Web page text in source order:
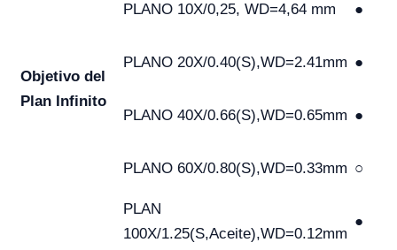
Objetivo del
Plan Infinito
PLANO 10X/0,25, WD=4,64 mm ●
PLANO 20X/0.40(S),WD=2.41mm ●
PLANO 40X/0.66(S),WD=0.65mm ●
PLANO 60X/0.80(S),WD=0.33mm ○
PLAN
100X/1.25(S,Aceite),WD=0.12mm
●